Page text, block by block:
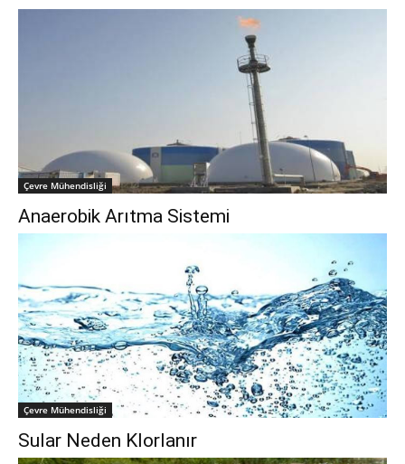
Çevre Mühendisliği
Anaerobik Arıtma Sistemi
Çevre Mühendisliği
Sular Neden Klorlanır